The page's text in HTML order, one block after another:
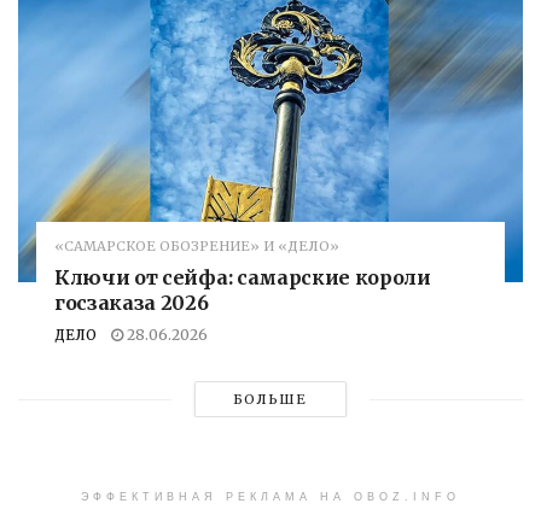
«САМАРСКОЕ ОБОЗРЕНИЕ» И «ДЕЛО»
Ключи от сейфа: самарские короли
госзаказа 2026
ДЕЛО 28.06.2026
БОЛЬШЕ
ЭФФЕКТИВНАЯ РЕКЛАМА НА OBOZ.INFO